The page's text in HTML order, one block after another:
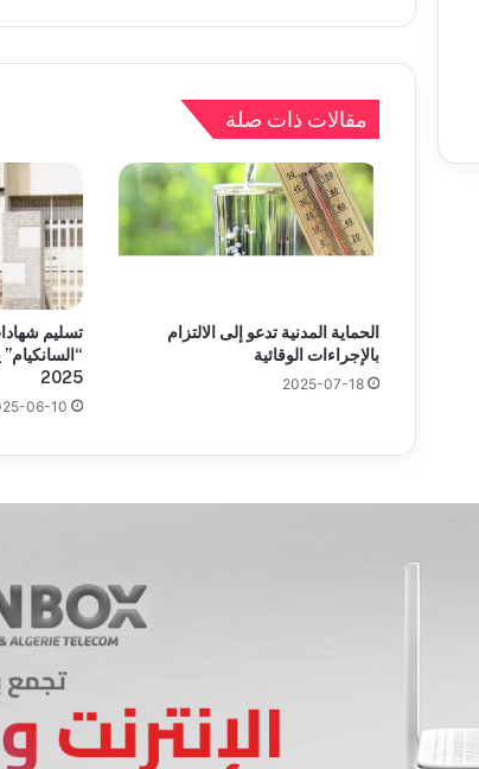
مقالات ذات صلة
الحماية المدنية تدعو إلى الالتزام
بالإجراءات الوقائية
2025-07-18
تسليم
2025
06-10